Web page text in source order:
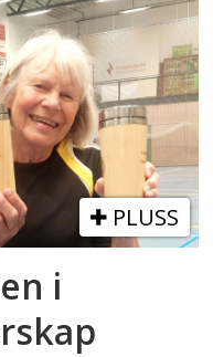
PLUSS
i